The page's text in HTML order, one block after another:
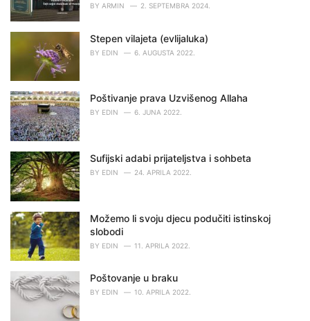
:
BY ARMIN 2. SEPTEMBRA 2024.
Stepen vilajeta (evlijaluka)
BY EDIN 6. AUGUSTA 2022.
Poštivanje prava Uzvišenog Allaha
BY EDIN 6. JUNA 2022.
Sufijski adabi prijateljstva i sohbeta
BY EDIN 24. APRILA 2022.
Možemo li svoju djecu podučiti istinskoj
slobodi
BY EDIN 11. APRILA 2022.
Poštovanje u braku
BY EDIN 10. APRILA 2022.